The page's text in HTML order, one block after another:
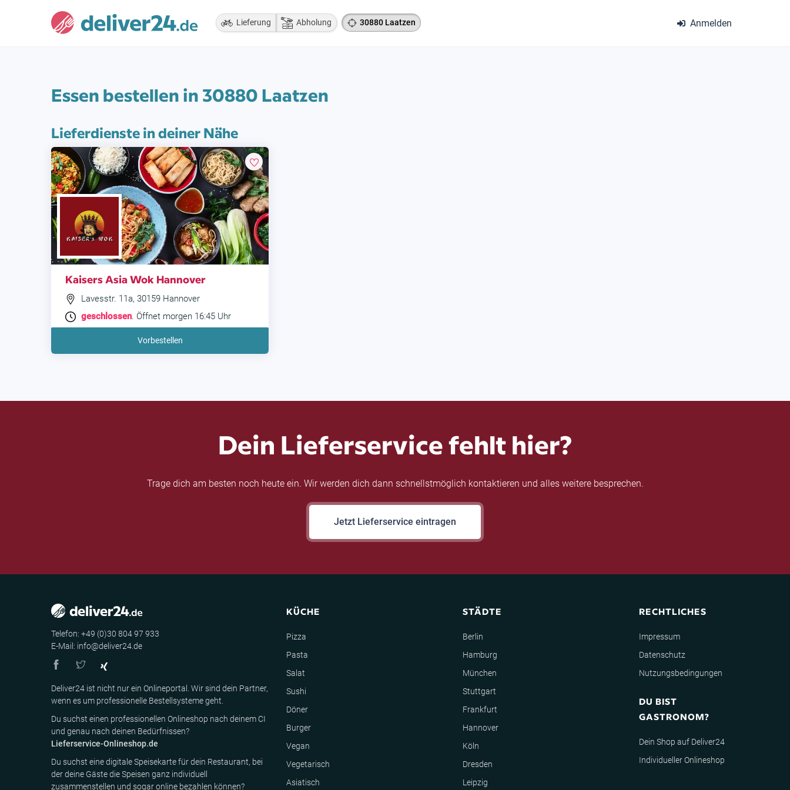
Anmelden
Lieferung Abholung 30880 Laatzen
Essen bestellen in 30880 Laatzen
Lieferdienste in deiner Nähe
Kaisers Asia Wok Hannover
Lavesstr. 11a, 30159 Hannover
geschlossen. Öffnet morgen 16:45 Uhr
Vorbestellen
Dein Lieferservice fehlt hier?
Trage dich am besten noch heute ein. Wir werden dich dann schnellstmöglich kontaktieren und alles weitere besprechen.
Jetzt Lieferservice eintragen
Telefon: +49 (0)30 804 97 933
E-Mail: info@deliver24.de
Deliver24 ist nicht nur ein Onlineportal. Wir sind dein Partner,
wenn es um professionelle Bestellsysteme geht.
Du suchst einen professionellen Onlineshop nach deinem CI
und genau nach deinen Bedürfnissen?
Lieferservice-Onlineshop.de
Du suchst eine digitale Speisekarte für dein Restaurant, bei
der deine Gäste die Speisen ganz individuell
zusammenstellen und sogar online bezahlen können?
KÜCHE
Pizza
Pasta
Salat
Sushi
Döner
Burger
Vegan
Vegetarisch
Asiatisch
STÄDTE
Berlin
Hamburg
München
Stuttgart
Frankfurt
Hannover
Köln
Dresden
Leipzig
RECHTLICHES
Impressum
Datenschutz
Nutzungsbedingungen
DU BIST
GASTRONOM?
Dein Shop auf Deliver24
Individueller Onlineshop